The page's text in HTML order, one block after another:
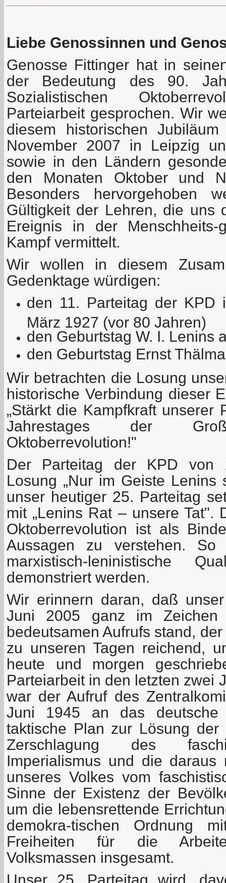
Liebe Genossinnen und
Genosse Fittinger hat in
der Bedeutung des 90.
Sozialistischen
Parteiarbeit gesprochen. Wir
diesem historischen
November 2007 in Leipzig
sowie in den Ländern
den Monaten Oktober und
Besonders hervorgehoben
Gültigkeit der Lehren, die uns
Ereignis in der Menschheits-
Kampf vermittelt.
Wir wollen in diesem
Gedenktage würdigen:
den 11. Parteitag der
März 1927 (vor 80 Jahren)
den Geburtstag W. I. Lenins
den Geburtstag Ernst
Wir betrachten die Losung
historische Verbindung dieser
„Stärkt die Kampfkraft unserer
Jahrestages der
Oktoberrevolution!"
Der Parteitag der KPD von
Losung „Nur im Geiste
unser heutiger 25. Parteitag
mit „Lenins Rat – unsere Tat".
Oktoberrevolution ist als
Aussagen zu verstehen.
marxistisch-leninistische
demonstriert werden.
Wir erinnern daran, daß
Juni 2005 ganz im Zeichen
bedeutsamen Aufrufs stand,
zu unseren Tagen reichend,
heute und morgen
Parteiarbeit in den letzten zwei
war der Aufruf des
Juni 1945 an das deutsche
taktische Plan zur Lösung der
Zerschlagung des
Imperialismus und die daraus
unseres Volkes vom
Sinne der Existenz der
um die lebensrettende
demokra-tischen Ordnung
Freiheiten für die
Volksmassen insgesamt.
Unser 25. Parteitag wird,